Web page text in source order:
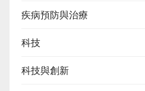
疾病預防與治療
科技
科技與創新